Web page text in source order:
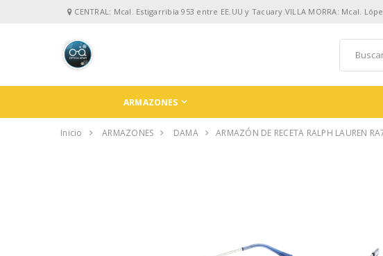
CENTRAL: Mcal. Estigarribia 953 entre EE.UU y Tacuary.VILLA MORRA: Mcal.
ARMAZONES
Inicio ARMAZONES DAMA
ARMAZÓN DE RECETA RALPH LAUREN